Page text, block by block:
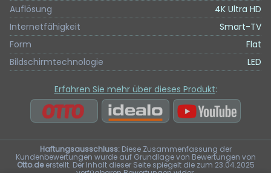
Auflösung
4K Ultra HD
Internetfähigkeit
Smart-TV
Form
Flat
Bildschirmtechnologie
LED
Erfahren Sie mehr über dieses Produkt:
Haftungsausschluss:Diese Zusammenfassung der
Kundenbewertungen wurde auf Grundlage von Bewertungen von
Otto.deerstellt. Der Inhalt dieser Seite spiegelt die zum 23.04.2025